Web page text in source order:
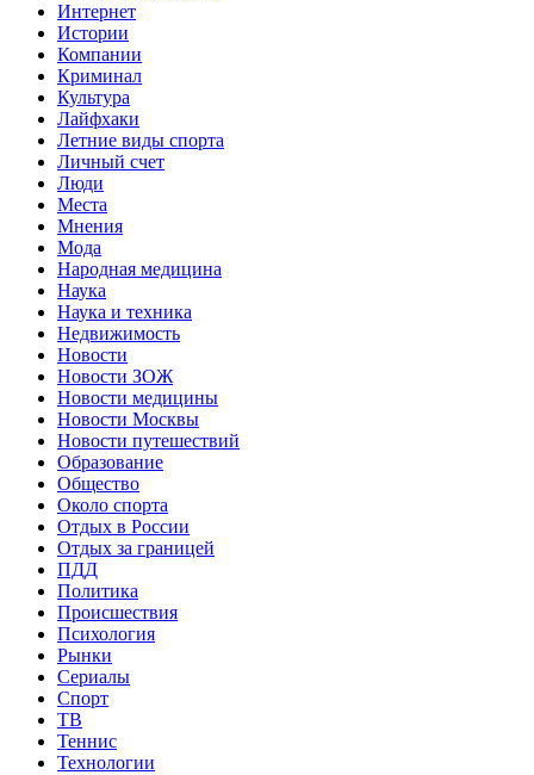
Интернет
Истории
Компании
Криминал
Культура
Лайфхаки
Летние виды спорта
Личный счет
Люди
Места
Мнения
Мода
Народная медицина
Наука
Наука и техника
Недвижимость
Новости
Новости ЗОЖ
Новости медицины
Новости Москвы
Новости путешествий
Образование
Общество
Около спорта
Отдых в России
Отдых за границей
ПДД
Политика
Происшествия
Психология
Рынки
Сериалы
Спорт
ТВ
Теннис
Технологии